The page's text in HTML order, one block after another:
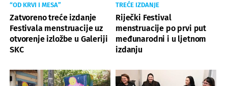
“OD KRVI I MESA”
Zatvoreno treće izdanje
Festivala menstruacije uz
otvorenje izložbe u Galeriji
SKC
TREĆE IZDANJE
Riječki Festival
menstruacije po prvi put
međunarodni i u ljetnom
izdanju